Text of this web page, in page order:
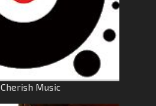
Cherish Music